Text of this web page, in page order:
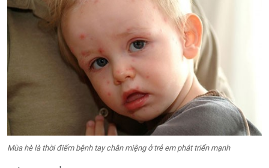
Mùa hè là thời điểm bệnh tay chân miệng ở trẻ em phát triển mạnh